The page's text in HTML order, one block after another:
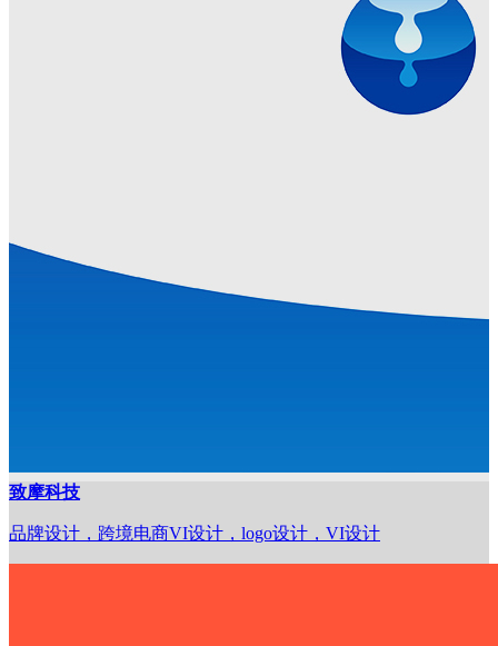
致摩科技
品牌设计，跨境电商VI设计，logo设计，VI设计